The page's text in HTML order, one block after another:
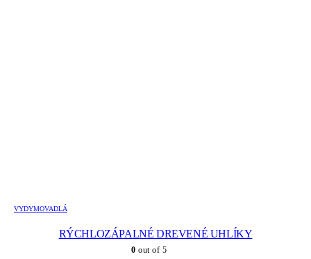
VYDYMOVADLÁ
RÝCHLOZÁPALNÉ DREVENÉ UHLÍKY
0 out of 5